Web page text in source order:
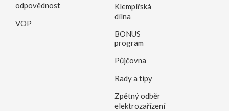
odpovědnost
VOP
Klempířská
dílna
BONUS
program
Půjčovna
Rady a tipy
Zpětný odběr
elektrozařízení